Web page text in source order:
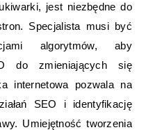
jest niezbędne do
Specjalista musi być
algorytmów, aby
do zmieniających się
internetowa pozwala na
SEO i identyfikację
Umiejętność tworzenia